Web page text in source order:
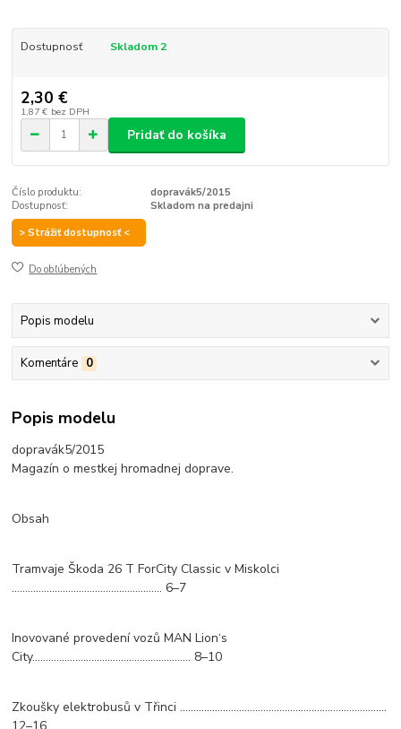
Dostupnosť Skladom 2
2,30 €
1,87 € bez DPH
Pridať do košíka
Číslo produktu:
dopravák5/2015
Dostupnosť:
Skladom na predajni
> Strážiť dostupnosť <
Do obľúbených
Popis modelu
Komentáre 0
Popis modelu
dopravák5/2015
Magazín o mestkej hromadnej doprave.
Obsah
Tramvaje Škoda 26 T ForCity Classic v Miskolci
........................................................ 6–7
Inovované provedení vozů MAN Lion‘s
City........................................................... 8–10
Zkoušky elektrobusů v Třinci .............................................................................